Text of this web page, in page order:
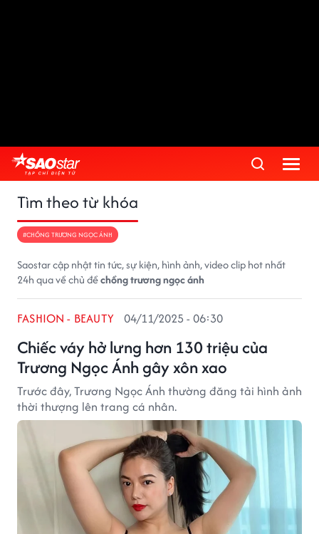
Tìm theo từ khóa
#CHỒNG TRƯƠNG NGỌC ÁNH
Saostar cập nhật tin tức, sự kiện, hình ảnh, video clip hot nhất
24h qua về chủ đềchồng trương ngọc ánh
Chiếc váy hở lưng hơn 130 triệu của
Trương Ngọc Ánh gây xôn xao
FASHION - BEAUTY 04/11/2025 - 06:30
Trước đây, Trương Ngọc Ánh thường đăng tải hình ảnh
thời thượng lên trang cá nhân.